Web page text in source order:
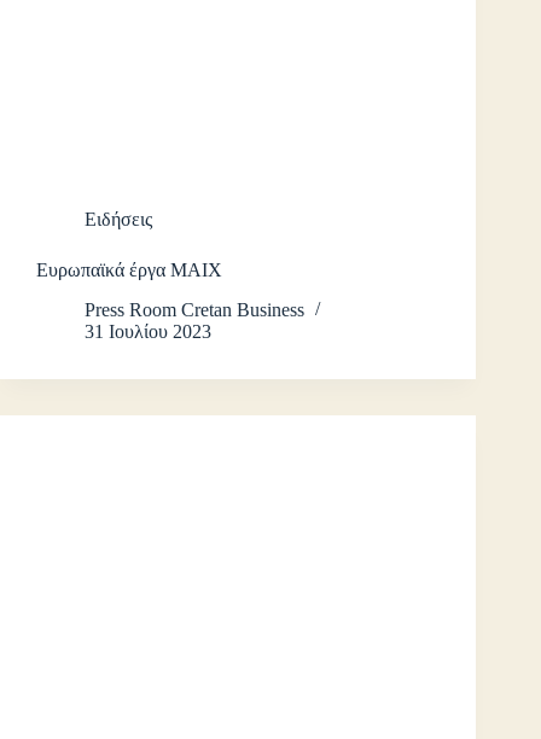
Ειδήσεις
Ευρωπαϊκά έργα ΜΑΙΧ
Press Room Cretan Business
31 Ιουλίου 2023